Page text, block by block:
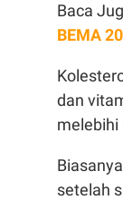
Baca
BEMA
dan
melebihi
setelah